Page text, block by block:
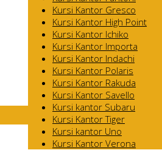
Kursi Kantor Gresco
Kursi Kantor High Point
Kursi Kantor Ichiko
Kursi Kantor Importa
Kursi Kantor Indachi
Kursi Kantor Polaris
Kursi Kantor Rakuda
Kursi Kantor Savello
Kursi kantor Subaru
Kursi Kantor Tiger
Kursi kantor Uno
Kursi Kantor Verona